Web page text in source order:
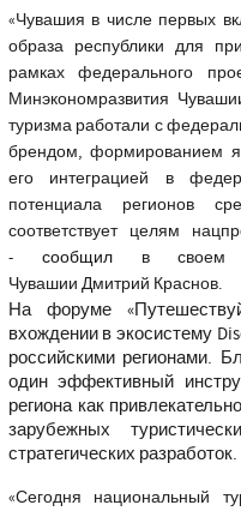
«Чувашия в числе первых
образа республики для
рамках федерального
Минэкономразвития
туризма работали с
брендом, формированием
его интеграцией в
потенциала регионов
соответствует целям
- сообщилв своем
Чувашии Дмитрий Краснов.
На форуме
вхождении в экосистему
российскими регионами.
один эффективный
региона как
зарубежных
стратегических разработок.
«Сегодня национальный